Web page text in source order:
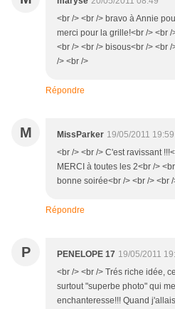
<br /> <br /> bravo à Annie
merci pour la grille!<br /> <br
<br /> <br /> bisous<br /> <br
/> <br />
Répondre
M MissParker 19/05/2011 19:59
<br /> <br /> C'est ravissant
MERCI à toutes les 2<br />
bonne soirée<br /> <br /> <br
Répondre
P PENELOPE 17 19/05/2011
<br /> <br /> Trés riche idée,
surtout "superbe photo" qui
enchanteresse!!! Quand